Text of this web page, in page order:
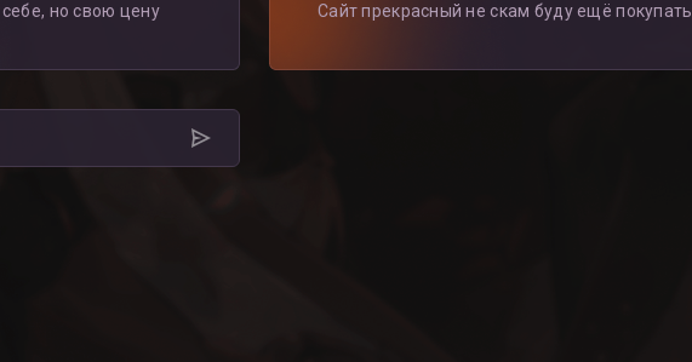
себе, но свою цену
Сайт прекрасный не скам буду ещё покупать